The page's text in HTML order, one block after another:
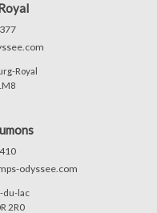
Royal
odyssee.com
du-lac
2R0